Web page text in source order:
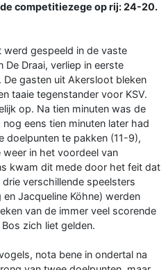
competitiezege op rij: 24-20.
werd gespeeld in de vaste
Draai, verliep in eerste
De gasten uit Akersloot bleken
taaie tegenstander voor KSV.
op. Na tien minuten was de
eens tien minuten later had
doelpunten te pakken (11-9),
in het voordeel van
kwam dit mede door het feit dat
verschillende speelsters
Jacqueline Köhne) werden
van de immer veel scorende
zich liet gelden.
nota bene in ondertal na